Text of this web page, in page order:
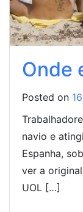
Onde
Posted on
navio e
Espanha,
ver a
UOL […]